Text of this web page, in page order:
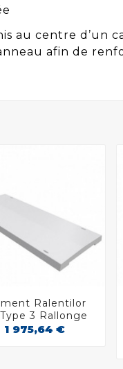
au centre d’un
afin de
 
Ralentilor
3 Rallonge
1 975,64 €